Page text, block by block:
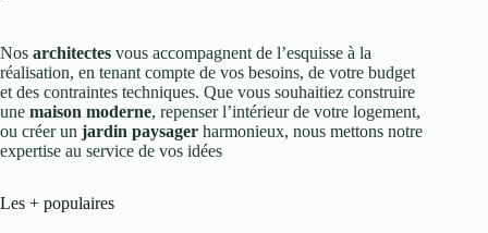
Nos architectes vous accompagnent de l’esquisse à la
réalisation, en tenant compte de vos besoins, de votre budget
et des contraintes techniques. Que vous souhaitiez construire
une maison moderne, repenser l’intérieur de votre logement,
ou créer un jardin paysager harmonieux, nous mettons notre
expertise au service de vos idées
Les + populaires